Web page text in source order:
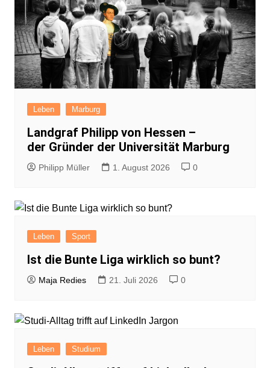
Leben Marburg
Landgraf Philipp von Hessen –
der Gründer der Universität Marburg
Philipp Müller 1. August 2026 0
Leben Sport
Ist die Bunte Liga wirklich so bunt?
Maja Redies 21. Juli 2026 0
Leben Studium